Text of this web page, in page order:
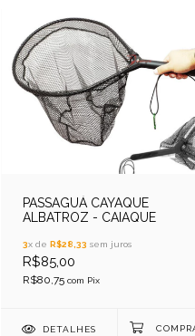
PASSAGUÁ CAYAQUE
ALBATROZ - CAIAQUE
3x de R$28,33 sem juros
R$85,00
R$80,75 com Pix
DETALHES